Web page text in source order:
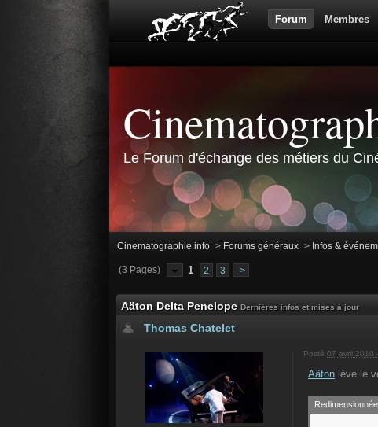
Forum Membres
Le Forum d'échange des métiers du
Cinematographie.info > Forums généraux > Infos &
(3 Pages) 1 2 3 ->
Aäton Delta Penelope Dernières infos et mises à jour
Thomas Chatelet
Posté 07 avril 2010
Aäton lève le